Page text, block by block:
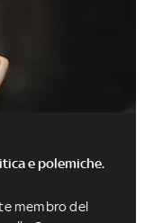
e polemiche.
membro del